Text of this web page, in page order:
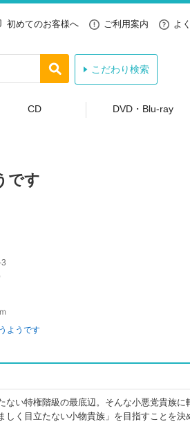
初めてのお客様へ ご利用案内 よ
こだわり検索
CD DVD・Blu-ray
です
ようです
い特権階級の最底辺。そんな小悪党貴族に
く目立たない小物貴族」を目指すことを決